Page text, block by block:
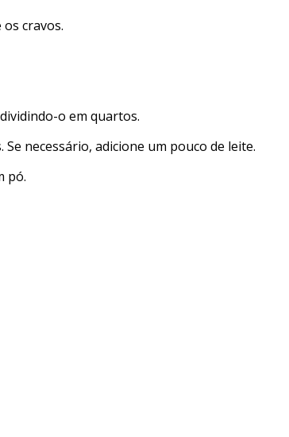
cravos.
o em quartos.
necessário, adicione um pouco de leite.
pó.